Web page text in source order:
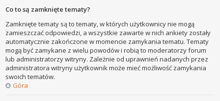
Co to są zamknięte tematy?
Zamknięte tematy są to tematy, w których użytkownicy nie mogą
zamieszczać odpowiedzi, a wszystkie zawarte w nich ankiety zostały
automatycznie zakończone w momencie zamykania tematu. Tematy
mogą być zamykane z wielu powodów i robią to moderatorzy forum
lub administratorzy witryny. Zależnie od uprawnień nadanych przez
administratora witryny użytkownik może mieć możliwość zamykania
swoich tematów.
Góra